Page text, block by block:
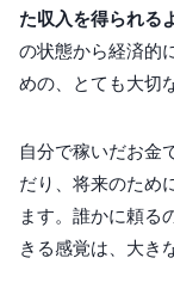
た収入を得られる
の状態から経済的
めの、とても大切
自分で稼いだお金
だり、将来のため
ます。誰かに頼る
きる感覚は、大き